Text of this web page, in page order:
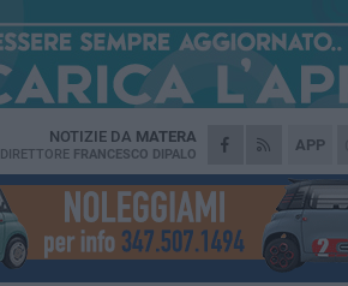
APP
NOTIZIE DA MATERA
DIRETTORE FRANCESCO DIPALO